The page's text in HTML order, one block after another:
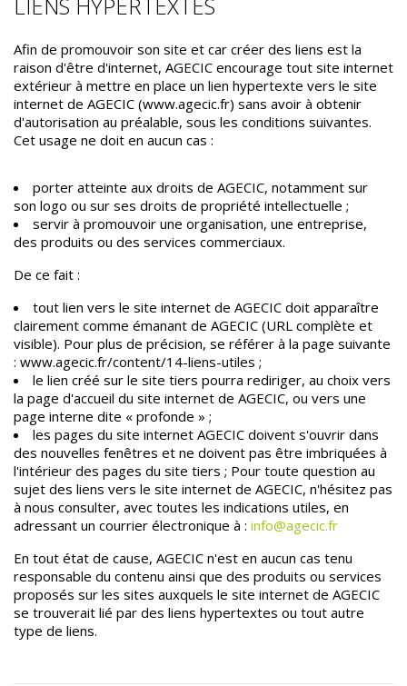
Afin de promouvoir son site et car créer des liens est la
raison d'être d'internet, AGECIC encourage tout site internet
extérieur à mettre en place un lien hypertexte vers le site
internet de AGECIC (www.agecic.fr) sans avoir à obtenir
d'autorisation au préalable, sous les conditions suivantes.
Cet usage ne doit en aucun cas :
porter atteinte aux droits de AGECIC, notamment sur
son logo ou sur ses droits de propriété intellectuelle ;
servir à promouvoir une organisation, une entreprise,
des produits ou des services commerciaux.
De ce fait :
tout lien vers le site internet de AGECIC doit apparaître
clairement comme émanant de AGECIC (URL complète et
visible). Pour plus de précision, se référer à la page suivante
: www.agecic.fr/content/14-liens-utiles ;
le lien créé sur le site tiers pourra rediriger, au choix vers
la page d'accueil du site internet de AGECIC, ou vers une
page interne dite « profonde » ;
les pages du site internet AGECIC doivent s'ouvrir dans
des nouvelles fenêtres et ne doivent pas être imbriquées à
l'intérieur des pages du site tiers ; Pour toute question au
sujet des liens vers le site internet de AGECIC, n'hésitez pas
à nous consulter, avec toutes les indications utiles, en
adressant un courrier électronique à : info@agecic.fr
En tout état de cause, AGECIC n'est en aucun cas tenu
responsable du contenu ainsi que des produits ou services
proposés sur les sites auxquels le site internet de AGECIC
se trouverait lié par des liens hypertextes ou tout autre
type de liens.